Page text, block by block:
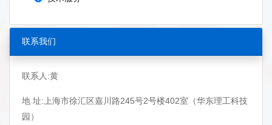
联系我们
联系人:黄
地 址:上海市徐汇区嘉川路245号2号楼402室（华东理工科技
园）